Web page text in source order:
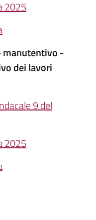
2025
manutentivo -
dei lavori
9 del
2025